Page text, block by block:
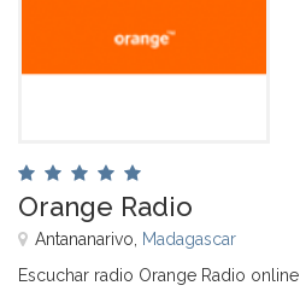
Orange Radio
Antananarivo, Madagascar
Escuchar radio Orange Radio online